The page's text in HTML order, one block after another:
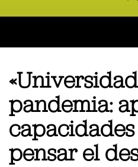
pandemia:
pensar el